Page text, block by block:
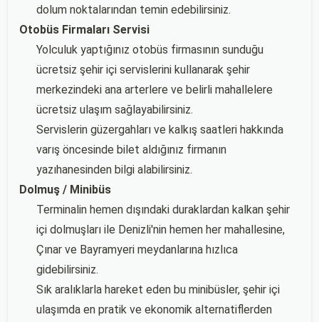
dolum noktalarından temin edebilirsiniz.
Otobüs Firmaları Servisi
Yolculuk yaptığınız otobüs firmasının sunduğu
ücretsiz şehir içi servislerini kullanarak şehir
merkezindeki ana arterlere ve belirli mahallelere
ücretsiz ulaşım sağlayabilirsiniz.
Servislerin güzergahları ve kalkış saatleri hakkında
varış öncesinde bilet aldığınız firmanın
yazıhanesinden bilgi alabilirsiniz.
Dolmuş / Minibüs
Terminalin hemen dışındaki duraklardan kalkan şehir
içi dolmuşları ile Denizli'nin hemen her mahallesine,
Çınar ve Bayramyeri meydanlarına hızlıca
gidebilirsiniz.
Sık aralıklarla hareket eden bu minibüsler, şehir içi
ulaşımda en pratik ve ekonomik alternatiflerden